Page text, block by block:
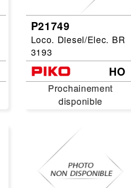
P21749
Loco. Diesel/Elec. BR
3193
HO
Prochainement
disponible
Prochainement
disponible